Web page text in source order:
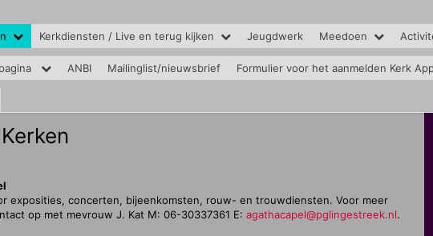
Kerkdiensten / Live en terug kijken Jeugdwerk Meedoen
ANBI Mailinglist/nieuwsbrief Formulier voor het aanmelden Kerk
exposities, concerten, bijeenkomsten, rouw- en trouwdiensten. Voor meer
op met mevrouw J. Kat M: 06-30337361 E: agathacapel@pglingestreek.nl.